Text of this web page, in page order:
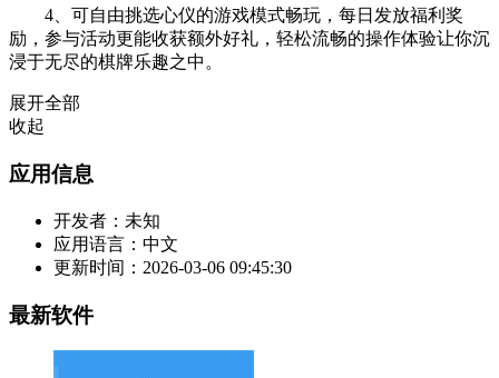
4、可自由挑选心仪的游戏模式畅玩，每日发放福利奖
励，参与活动更能收获额外好礼，轻松流畅的操作体验让你沉
浸于无尽的棋牌乐趣之中。
展开全部
收起
应用信息
开发者： 未知
应用语言： 中文
更新时间： 2026-03-06 09:45:30
最新软件